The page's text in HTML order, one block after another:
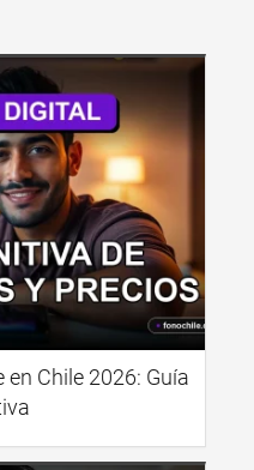
Chile 2026: Guía